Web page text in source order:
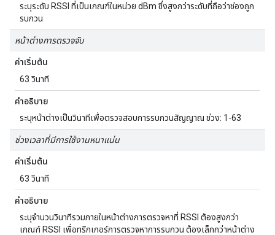
ระบุระดับ RSSI ที่เป็นเกณฑ์ในหน่วย dBm ซึ่งสูงกว่าระดับที่ถือว่าช่องถูก
รบกวน
หน้าต่างการตรวจจับ
ค่าเริ่มต้น
63 วินาที
คำอธิบาย
ระบุหน้าต่างเป็นวินาทีเพื่อตรวจสอบการรบกวนสัญญาณ ช่วง: 1-63
ช่วงเวลาที่มีการใช้งานหนาแน่น
ค่าเริ่มต้น
63 วินาที
คำอธิบาย
ระบุจำนวนวินาทีรวมภายในหน้าต่างการตรวจหาที่ RSSI ต้องสูงกว่า
เกณฑ์ RSSI เพื่อทริกเกอร์การตรวจหาการรบกวน ต้องเล็กกว่าหน้าต่าง